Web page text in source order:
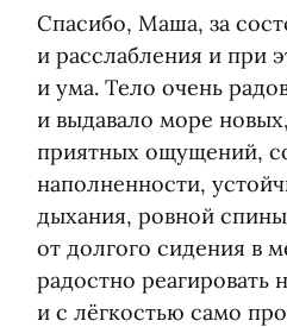
Спасибо, Маша, за
и расслабления и при
и ума. Тело очень
и выдавало море
приятных ощущений,
наполненности,
дыхания, ровной
от долгого сидения в
радостно реагировать
и с лёгкостью само